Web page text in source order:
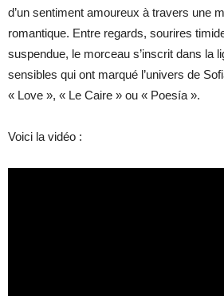
d’un sentiment amoureux à travers une
romantique. Entre regards, sourires
suspendue, le morceau s’inscrit dans la
sensibles qui ont marqué l’univers de
« Love », « Le Caire » ou « Poesía ».
Voici la vidéo :